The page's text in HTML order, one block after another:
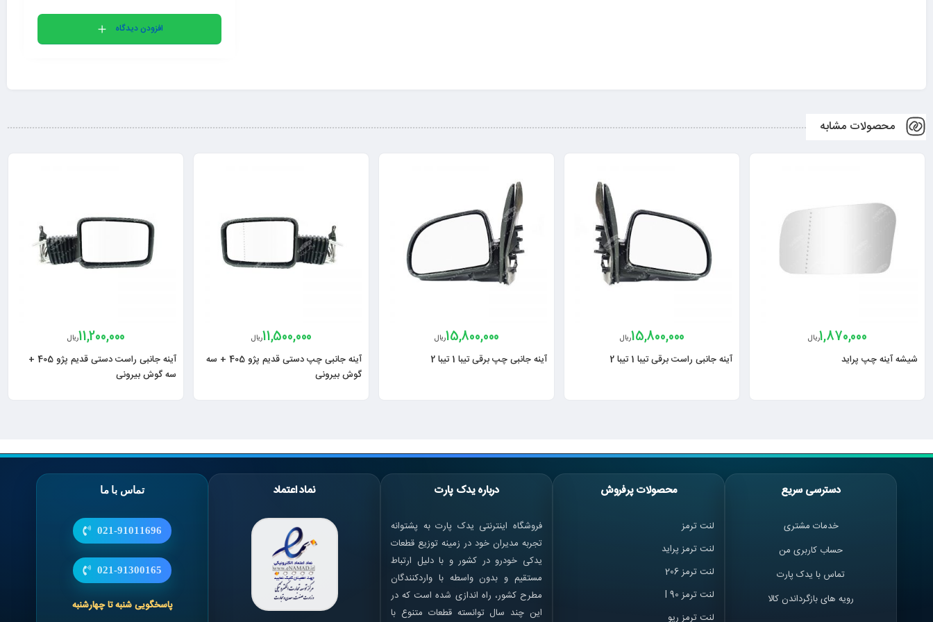
افزودن دیدگاه
محصولات مشابه
1,870,000ریال
شیشه آینه چپ پراید
15,800,000ریال
آینه جانبی راست برقی تیبا 1 تیبا 2
15,800,000ریال
آینه جانبی چپ برقی تیبا 1 تیبا 2
11,500,000ریال
آینه جانبی چپ دستی قدیم پژو 405 + سه
گوش بیرونی
11,200,000ریال
آینه جانبی راست دستی قدیم پژو 405 +
سه گوش بیرونی
دسترسی سریع
خدمات مشتری
حساب کاربری من
تماس با یدک پارت
رویه های بازگرداندن کالا
محصولات پرفروش
لنت ترمز
لنت ترمز پراید
لنت ترمز 206
لنت ترمز l 90
لنت ترمز ریو
درباره یدک پارت
فروشگاه اینترنتی یدک پارت به پشتوانه
تجربه مدیران خود در زمینه توزیع قطعات
یدکی خودرو در کشور و با دلیل ارتباط
مستقیم و بدون واسطه با واردکنندگان
مطرح کشور، راه اندازی شده است که در
این چند سال توانسته قطعات متنوع با
نماد اعتماد تماس با ما
021-91011696
021-91300165
پاسخگویی شنبه تا چهارشنبه